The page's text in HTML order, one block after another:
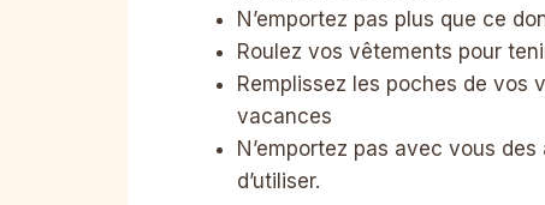
N’emportez pas plus que ce
Roulez vos vêtements pour
Remplissez les poches de vos
vacances
N’emportez pas avec vous
d’utiliser.